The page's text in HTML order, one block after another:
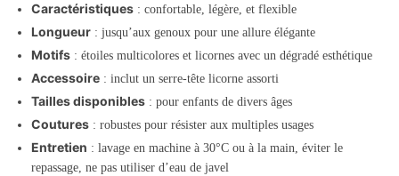
Caractéristiques : confortable, légère, et flexible
Longueur : jusqu’aux genoux pour une allure élégante
Motifs : étoiles multicolores et licornes avec un dégradé esthétique
Accessoire : inclut un serre-tête licorne assorti
Tailles disponibles : pour enfants de divers âges
Coutures : robustes pour résister aux multiples usages
Entretien : lavage en machine à 30°C ou à la main, éviter le
repassage, ne pas utiliser d’eau de javel